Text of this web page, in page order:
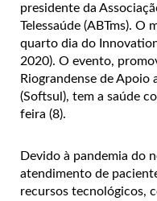
presidente da
Telessaúde (ABTms).
quarto dia do
2020). O evento,
Riograndense de
(Softsul), tem a saúde
feira (8).
Devido à pandemia do
atendimento de
recursos tecnológicos,